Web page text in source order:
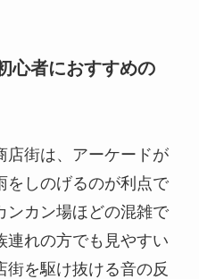
心者におすすめの
店街は、アーケードが
をしのげるのが利点で
ンカン場ほどの混雑で
連れの方でも見やすい
街を駆け抜ける音の反